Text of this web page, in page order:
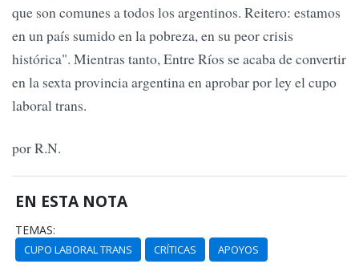
que son comunes a todos los argentinos. Reitero: estamos
en un país sumido en la pobreza, en su peor crisis
histórica". Mientras tanto, Entre Ríos se acaba de convertir
en la sexta provincia argentina en aprobar por ley el cupo
laboral trans.
por R.N.
EN ESTA NOTA
TEMAS:
CUPO LABORAL TRANS CRÍTICAS APOYOS